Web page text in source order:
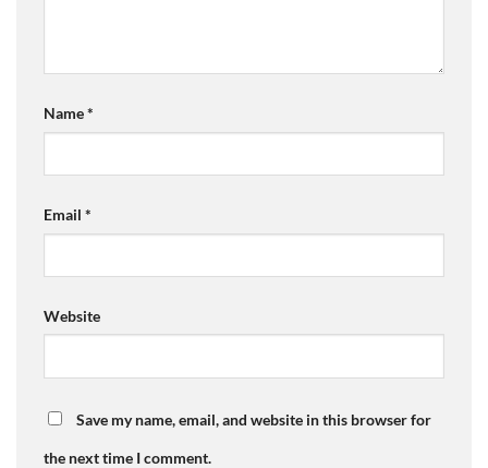
Name*
Email *
Website
Save my name, email, and website in this browser for
the next time I comment.